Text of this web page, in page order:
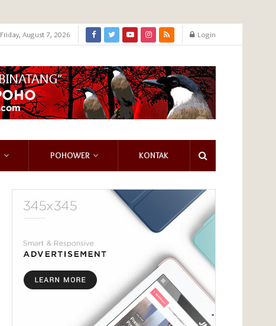
Friday, August 7, 2026 Login
POHOWER KONTAK